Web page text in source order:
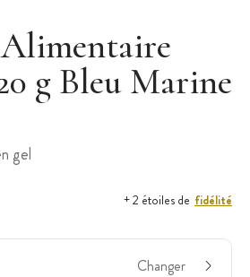
g Bleu Marine
gel
+ 2 étoiles de fidélité
Changer